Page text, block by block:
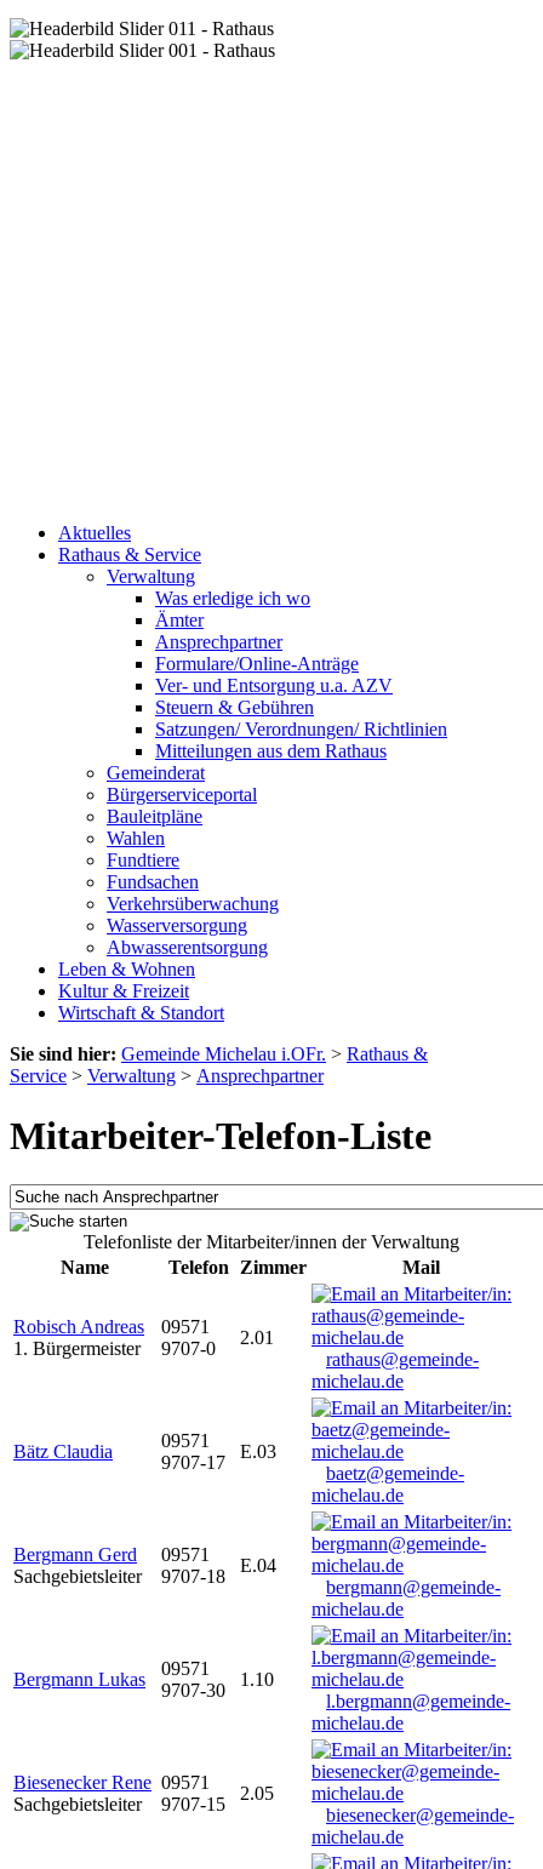
Aktuelles
Rathaus & Service
Verwaltung
Was erledige ich wo
Ämter
Ansprechpartner
Formulare/Online-Anträge
Ver- und Entsorgung u.a. AZV
Steuern & Gebühren
Satzungen/ Verordnungen/ Richtlinien
Mitteilungen aus dem Rathaus
Gemeinderat
Bürgerserviceportal
Bauleitpläne
Wahlen
Fundtiere
Fundsachen
Verkehrsüberwachung
Wasserversorgung
Abwasserentsorgung
Leben & Wohnen
Kultur & Freizeit
Wirtschaft & Standort
Sie sind hier: Gemeinde Michelau i.OFr. > Rathaus &
Service > Verwaltung > Ansprechpartner
Mitarbeiter-Telefon-Liste
Telefonliste der Mitarbeiter/innen der Verwaltung
Name
Telefon Zimmer Mail
Robisch Andreas
1. Bürgermeister
09571
9707-0
2.01
rathaus@gemeinde-
michelau.de
Bätz Claudia
09571
9707-17
E.03
baetz@gemeinde-
michelau.de
Bergmann Gerd
Sachgebietsleiter
09571
9707-18
E.04
bergmann@gemeinde-
michelau.de
Bergmann Lukas
09571
9707-30
1.10
l.bergmann@gemeinde-
michelau.de
Biesenecker Rene
Sachgebietsleiter
09571
9707-15
2.05
biesenecker@gemeinde-
michelau.de